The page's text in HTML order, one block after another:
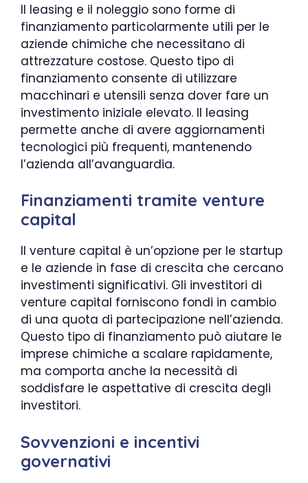
Il leasing e il noleggio sono forme di
finanziamento particolarmente utili per le
aziende chimiche che necessitano di
attrezzature costose. Questo tipo di
finanziamento consente di utilizzare
macchinari e utensili senza dover fare un
investimento iniziale elevato. Il leasing
permette anche di avere aggiornamenti
tecnologici più frequenti, mantenendo
l’azienda all’avanguardia.
Finanziamenti tramite venture
capital
Il venture capital è un’opzione per le startup
e le aziende in fase di crescita che cercano
investimenti significativi. Gli investitori di
venture capital forniscono fondi in cambio
di una quota di partecipazione nell’azienda.
Questo tipo di finanziamento può aiutare le
imprese chimiche a scalare rapidamente,
ma comporta anche la necessità di
soddisfare le aspettative di crescita degli
investitori.
Sovvenzioni e incentivi
governativi